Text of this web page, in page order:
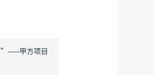
”——甲方项目